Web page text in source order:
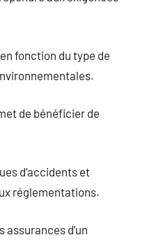
fonction du type de
de bénéficier de
d’accidents et
réglementations.
d’un